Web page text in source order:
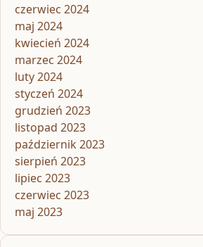
czerwiec 2024
maj 2024
kwiecień 2024
marzec 2024
luty 2024
styczeń 2024
grudzień 2023
listopad 2023
październik 2023
sierpień 2023
lipiec 2023
czerwiec 2023
maj 2023